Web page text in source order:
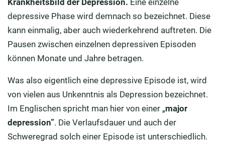
Krankheitsbild der Depression. Eine einzelne
depressive Phase wird demnach so bezeichnet. Diese
kann einmalig, aber auch wiederkehrend auftreten. Die
Pausen zwischen einzelnen depressiven Episoden
können Monate und Jahre betragen.
Was also eigentlich eine depressive Episode ist, wird
von vielen aus Unkenntnis als Depression bezeichnet.
Im Englischen spricht man hier von einer „major
depression”. Die Verlaufsdauer und auch der
Schweregrad solch einer Episode ist unterschiedlich.